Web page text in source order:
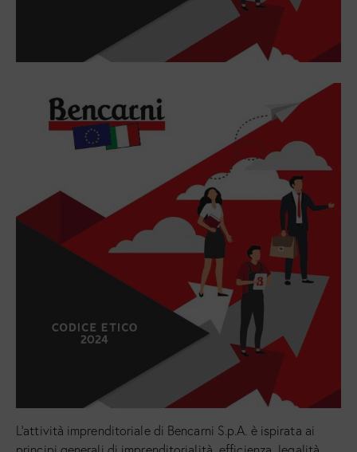
L’attività imprenditoriale di Bencarni S.p.A. è ispirata ai